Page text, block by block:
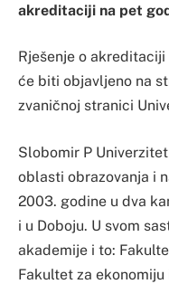
akreditaciji na pet
Rješenje o
će biti objavljeno na
zvaničnoj stranici
Slobomir P
oblasti obrazovanja i
2003. godine u dva
i u Doboju. U svom
akademije i to:
Fakultet za